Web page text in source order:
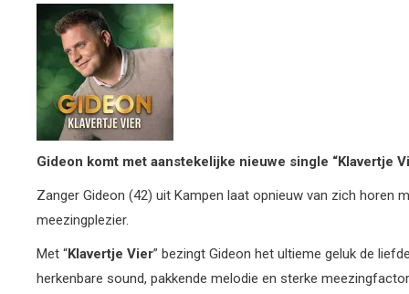
Gideon komt met aanstekelijke nieuwe single “Klavertje
Zanger Gideon (42) uit Kampen laat opnieuw van zich horen
meezingplezier.
Met “Klavertje Vier” bezingt Gideon het ultieme geluk de
herkenbare sound, pakkende melodie en sterke